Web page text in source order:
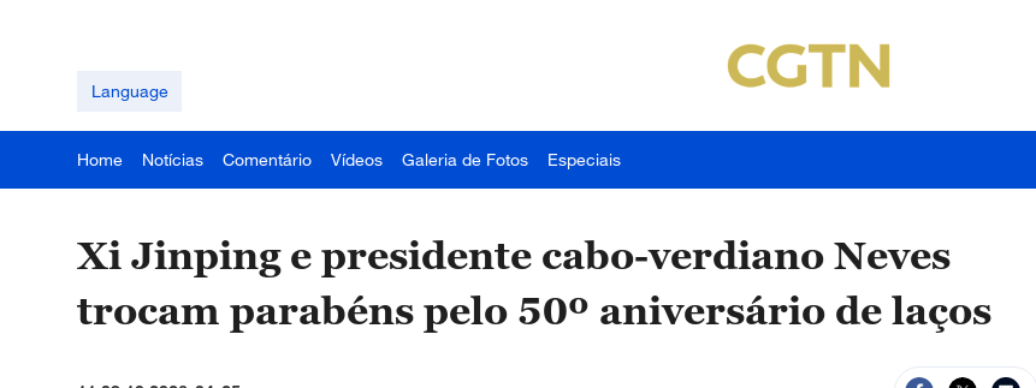
Language
Home Notícias Comentário Vídeos Galeria de Fotos Especiais
Xi Jinping e presidente cabo-verdiano Neves
trocam parabéns pelo 50º aniversário de laços